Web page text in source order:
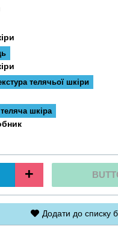
телячьої шкіри
шкіра
+
Додати до списку